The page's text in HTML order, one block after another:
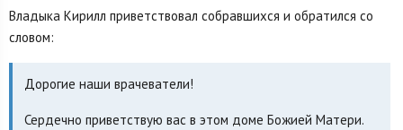
Владыка Кирилл приветствовал собравшихся и обратился со
словом:
Дорогие наши врачеватели!
Сердечно приветствую вас в этом доме Божией Матери.